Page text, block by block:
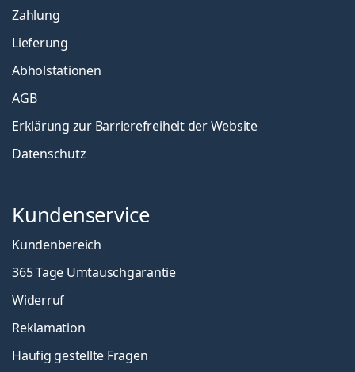
Zahlung
Lieferung
Abholstationen
AGB
Erklärung zur Barrierefreiheit der Website
Datenschutz
Kundenservice
Kundenbereich
365 Tage Umtauschgarantie
Widerruf
Reklamation
Häufig gestellte Fragen